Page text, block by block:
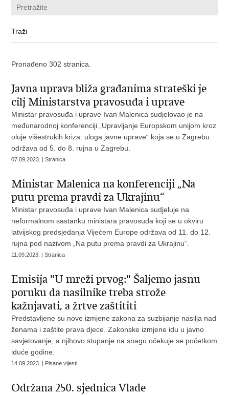
Pronađeno 302 stranica.
Javna uprava bliža građanima strateški je
cilj Ministarstva pravosuđa i uprave
Ministar pravosuđa i uprave Ivan Malenica sudjelovao je na
međunarodnoj konferenciji „Upravljanje Europskom unijom kroz
oluje višestrukih kriza: uloga javne uprave“ koja se u Zagrebu
održava od 5. do 8. rujna u Zagrebu.
07.09.2023. | Stranica
Ministar Malenica na konferenciji „Na
putu prema pravdi za Ukrajinu“
Ministar pravosuđa i uprave Ivan Malenica sudjeluje na
neformalnom sastanku ministara pravosuđa koji se u okviru
latvijskog predsjedanja Vijećem Europe održava od 11. do 12.
rujna pod nazivom „Na putu prema pravdi za Ukrajinu“.
11.09.2023. | Stranica
Emisija "U mreži prvog:" Šaljemo jasnu
poruku da nasilnike treba strože
kažnjavati, a žrtve zaštititi
Predstavljene su nove izmjene zakona za suzbijanje nasilja nad
ženama i zaštite prava djece. Zakonske izmjene idu u javno
savjetovanje, a njihovo stupanje na snagu očekuje se početkom
iduće godine.
14.09.2023. | Pisane vijesti
Održana 250. sjednica Vlade